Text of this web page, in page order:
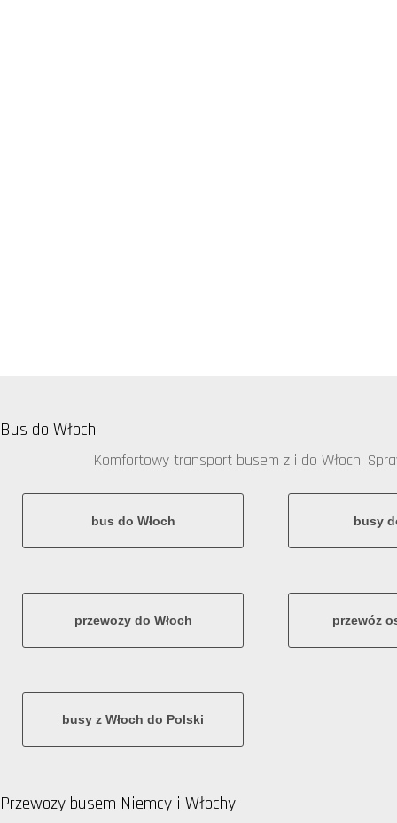
Bus do Włoch
Komfortowy transport busem z i do Włoch.
bus do Włoch busy
przewozy do Włoch przewóz
busy z Włoch do Polski
Przewozy busem Niemcy i Włochy